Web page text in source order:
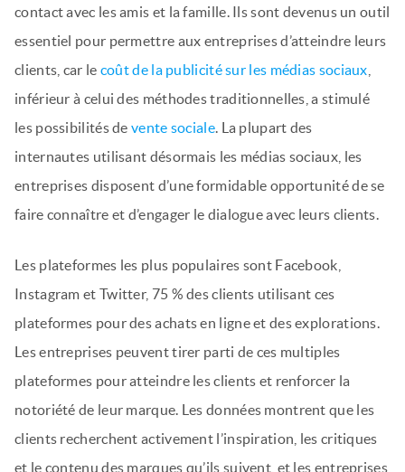
contact avec les amis et la famille. Ils sont devenus un outil
essentiel pour permettre aux entreprises d’atteindre leurs
clients, car le coût de la publicité sur les médias sociaux
inférieur à celui des méthodes traditionnelles, a stimulé
les possibilités devente sociale. La plupart des
internautes utilisant désormais les médias sociaux, les
entreprises disposent d’une formidable opportunité de se
faire connaître et d’engager le dialogue avec leurs clients.
Les plateformes les plus populaires sont Facebook,
Instagram et Twitter, 75 % des clients utilisant ces
plateformes pour des achats en ligne et des explorations.
Les entreprises peuvent tirer parti de ces multiples
plateformes pour atteindre les clients et renforcer la
notoriété de leur marque. Les données montrent que les
clients recherchent activement l’inspiration, les critiques
et le contenu des marques qu’ils suivent, et les entreprises